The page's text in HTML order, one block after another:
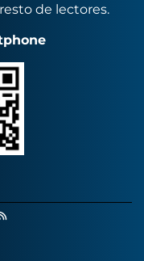
de lectores.